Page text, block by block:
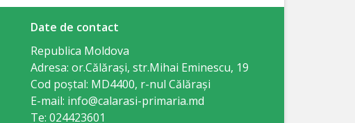
Date de contact
Republica Moldova
Adresa: or.Călăraşi, str.Mihai Eminescu, 19
Cod poștal: MD4400, r-nul Călăraşi
E-mail: info@calarasi-primaria.md
Te: 024423601